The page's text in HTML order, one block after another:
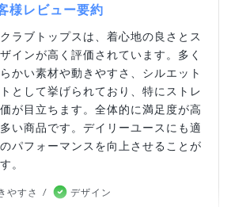
様レビュー要約
ラブトップスは、着心地の良さとス
インが高く評価されています。多く
かい素材や動きやすさ、シルエット
として挙げられており、特にストレ
が目立ちます。全体的に満足度が高
い商品です。デイリーユースにも適
パフォーマンスを向上させることが
。
やすさ
デザイン